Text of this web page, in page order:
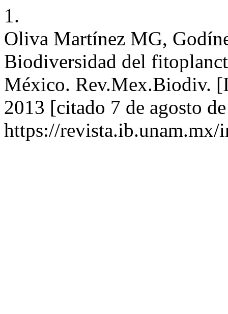
1.
Oliva Martínez MG,
Biodiversidad del
México. Rev.Mex.Biodiv.
2013 [citado 7 de agosto
https://